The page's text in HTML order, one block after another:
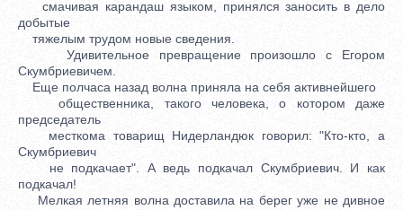
смачивая карандаш языком, принялся заносить в дело
добытые
тяжелым трудом новые сведения.
Удивительное превращение произошло с Егором
Скумбриевичем.
Еще полчаса назад волна приняла на себя активнейшего
общественника, такого человека, о котором даже
председатель
месткома товарищ Нидерландюк говорил: "Кто-кто, а
Скумбриевич
не подкачает". А ведь подкачал Скумбриевич. И как
подкачал!
Мелкая летняя волна доставила на берег уже не дивное